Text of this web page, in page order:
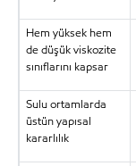
Hem yüksek hem
de düşük viskozite
sınıflarını kapsar
Sulu ortamlarda
üstün yapısal
kararlılık